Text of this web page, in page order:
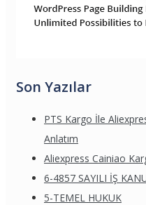
Son Yazılar
PTS Kargo İle
Anlatım
Aliexpress Cainiao
6-4857 SAYILI İŞ
5-TEMEL HUKUK